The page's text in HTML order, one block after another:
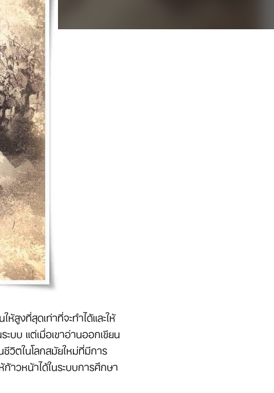
ห้สูงที่สุดเท่าที่จะทำได้และให้
บบ แต่เมื่อเขาอ่านออกเขียน
วิตในโลกสมัยใหม่ที่มีการ
าวหน้าได้ในระบบการศึกษา